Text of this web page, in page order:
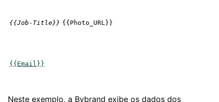
{{Job-Title}}
{{Email}}
{{Photo_URL}}
Neste exemplo, a Bybrand exibe os dados dos